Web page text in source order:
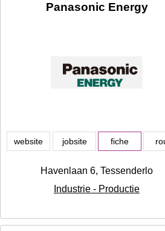
Panasonic Energy
website jobsite fiche
Havenlaan 6, Tessenderlo
Industrie - Productie